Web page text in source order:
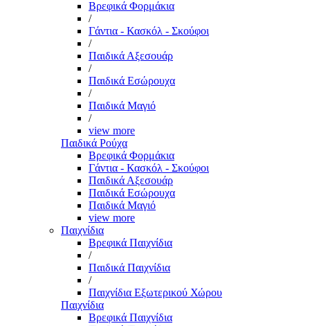
Βρεφικά Φορμάκια
/
Γάντια - Κασκόλ - Σκούφοι
/
Παιδικά Αξεσουάρ
/
Παιδικά Εσώρουχα
/
Παιδικά Μαγιό
/
view more
Παιδικά Ρούχα
Βρεφικά Φορμάκια
Γάντια - Κασκόλ - Σκούφοι
Παιδικά Αξεσουάρ
Παιδικά Εσώρουχα
Παιδικά Μαγιό
view more
Παιχνίδια
Βρεφικά Παιχνίδια
/
Παιδικά Παιχνίδια
/
Παιχνίδια Εξωτερικού Χώρου
Παιχνίδια
Βρεφικά Παιχνίδια